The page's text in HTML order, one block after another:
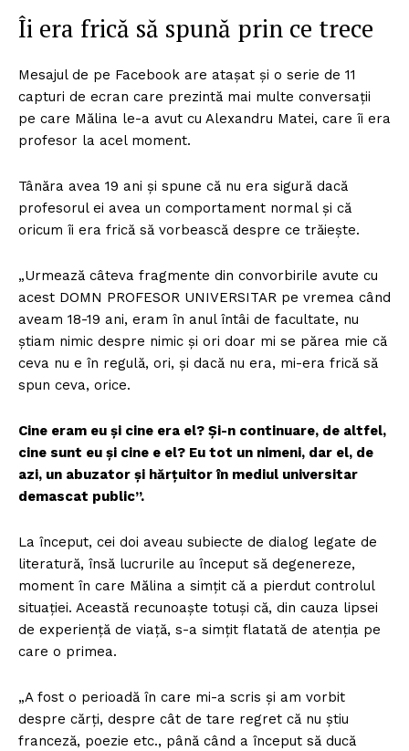
Îi era frică să spună prin ce trece
Mesajul de pe Facebook are atașat și o serie de 11
capturi de ecran care prezintă mai multe conversații
pe care Mălina le-a avut cu Alexandru Matei, care îi era
profesor la acel moment.
Tânăra avea 19 ani și spune că nu era sigură dacă
profesorul ei avea un comportament normal și că
oricum îi era frică să vorbească despre ce trăiește.
„Urmează câteva fragmente din convorbirile avute cu
acest DOMN PROFESOR UNIVERSITAR pe vremea când
aveam 18-19 ani, eram în anul întâi de facultate, nu
știam nimic despre nimic și ori doar mi se părea mie că
ceva nu e în regulă, ori, și dacă nu era, mi-era frică să
spun ceva, orice.
Cine eram eu și cine era el? Și-n continuare, de altfel,
cine sunt eu și cine e el? Eu tot un nimeni, dar el, de
azi, un abuzator și hărțuitor în mediul universitar
demascat public”.
La început, cei doi aveau subiecte de dialog legate de
literatură, însă lucrurile au început să degenereze,
moment în care Mălina a simțit că a pierdut controlul
situației. Această recunoaște totuși că, din cauza lipsei
de experiență de viață, s-a simțit flatată de atenția pe
care o primea.
„A fost o perioadă în care mi-a scris și am vorbit
despre cărți, despre cât de tare regret că nu știu
franceză, poezie etc., până când a început să ducă